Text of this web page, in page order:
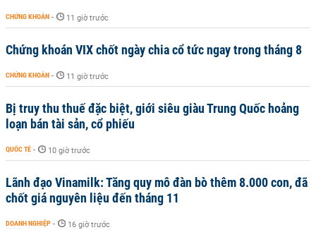
CHỨNG KHOÁN - 11 giờ trước
Chứng khoán VIX chốt ngày chia cổ tức ngay trong tháng 8
CHỨNG KHOÁN - 11 giờ trước
Bị truy thu thuế đặc biệt, giới siêu giàu Trung Quốc hoảng
loạn bán tài sản, cổ phiếu
QUỐC TẾ - 10 giờ trước
Lãnh đạo Vinamilk: Tăng quy mô đàn bò thêm 8.000 con, đã
chốt giá nguyên liệu đến tháng 11
DOANH NGHIỆP - 16 giờ trước